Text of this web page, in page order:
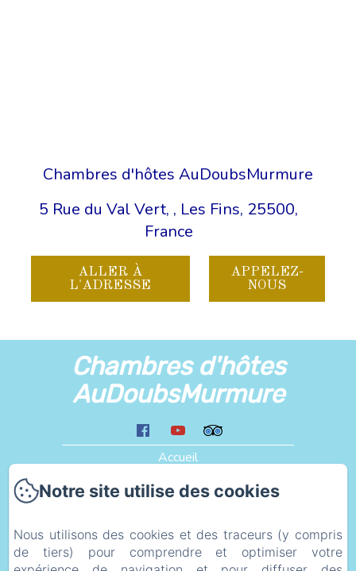
Chambres d'hôtes AuDoubsMurmure
5 Rue du Val Vert, , Les Fins, 25500,
France
ALLER À
L'ADRESSE
APPELEZ-
NOUS
Chambres d'hôtes
AuDoubsMurmure
Accueil
Les Alentours
Plan d'accès
eco_geste
Notre site utilise des cookies
Nous utilisons des cookies et des traceurs (y compris
de tiers) pour comprendre et optimiser votre